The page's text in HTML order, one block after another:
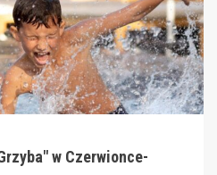
w Czerwionce-